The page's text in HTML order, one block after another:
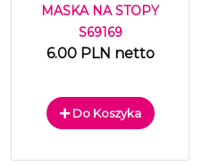
MASKA NA STOPY
S69169
6.00 PLN netto
Do Koszyka